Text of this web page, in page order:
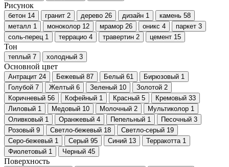
Рисунок
бетон 14 гранит 2 дерево 26 дизайн 1 камень 58
металл 1 моноколор 12 мрамор 26 оникс 4 паркет 3
соль-перец 1 террацио 4 травертин 2 цемент 15
Тон
теплый 7 холодный 3
Основной цвет
Антрацит 24 Бежевый 87 Белый 61 Бирюзовый 1
Голубой 7 Желтый 6 Зеленый 10 Золотой 2
Коричневый 56 Кофейный 1 Красный 5 Кремовый 33
Лиловый 1 Медовый 10 Молочный 2 Мультиколор 1
Оливковый 1 Оранжевый 4 Пепельный 1 Песочный 3
Розовый 9 Светло-бежевый 18 Светло-серый 19
Серо-бежевый 1 Серый 95 Синий 13 Терракотта 1
Фиолетовый 1 Черный 45
Поверхность